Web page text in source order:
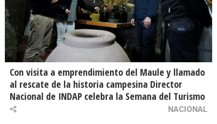
Con visita a emprendimiento del Maule y llamado
al rescate de la historia campesina Director
Nacional de INDAP celebra la Semana del Turismo
NACIONAL